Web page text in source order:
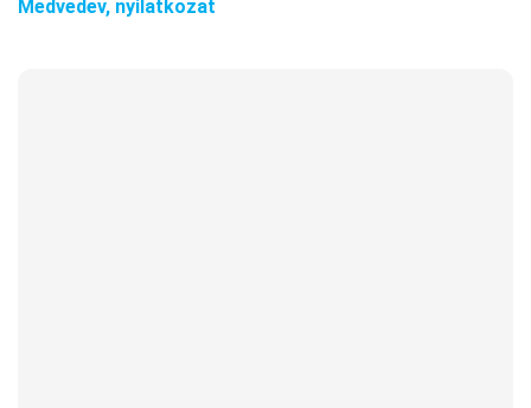
Medvedev, nyilatkozat